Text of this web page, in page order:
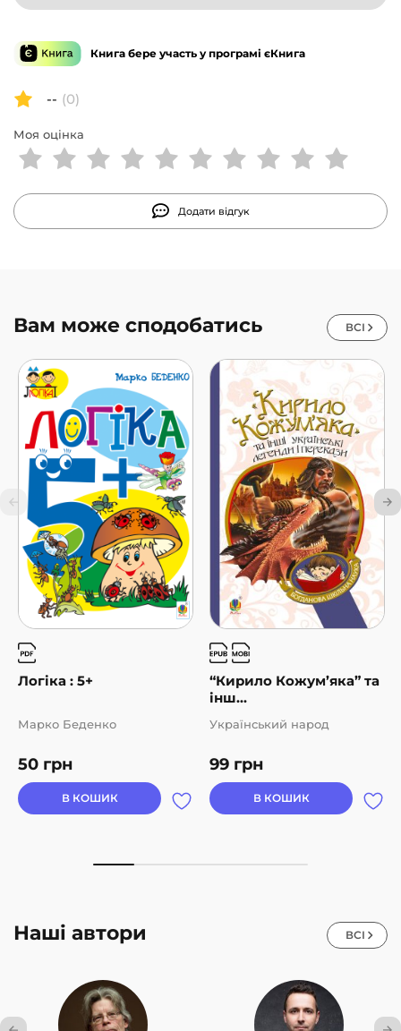
Книга бере участь у програмі єКнига
-- (0)
Моя оцінка
Додати відгук
Вам може сподобатись ВСІ
Логіка : 5+
50 грн
Марко Беденко
В КОШИК
“Кирило Кожум’яка” та
інш...
99 грн
Український народ
В КОШИК
Наші автори ВСІ